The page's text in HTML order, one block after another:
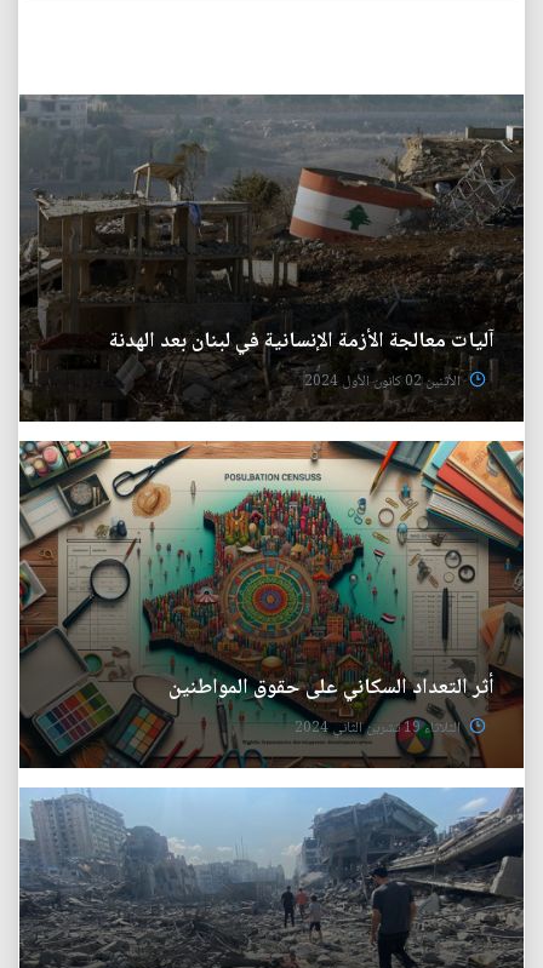
آليات معالجة الأزمة الإنسانية في لبنان بعد الهدنة
الأثنين 02 كانون الأول 2024
أثر التعداد السكاني على حقوق المواطنين
الثلاثاء 19 تشرين الثاني 2024